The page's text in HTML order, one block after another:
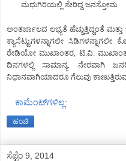
ಮಧುಗಿರಿಯಲ್ಲಿ ಸೇರಿದ್ದ ಜನಸ್ತೋಮ
ಅಂತರ್ಜಾಲದ ಲಭ್ಯತೆ ಹೆಚ್ಚುತ್ತಿದ್ದಂತೆ
ಕ್ಯಾಸೆಟ್ಟುಗಳನ್ನಾಗಲೀ ಸಿಡಿಗಳನ್ನಾಗಲೀ
ರೇಡಿಯೋ ಮುಖಾಂತರ, ಟಿ.ವಿ.
ದಿನಗಳಲ್ಲಿ ಸಾಮಾನ್ಯ. ನೇರವಾಗಿ
ನಿಧಾನವಾಗಿಯಾದರೂ ಗೆಲುವು
ಕಾಮೆಂಟ್‌ಗಳಿಲ್ಲ:
ಹಂಚಿ
ಸೆಪ್ಟೆಂ 9, 2014